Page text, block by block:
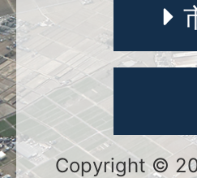
Copyright ©